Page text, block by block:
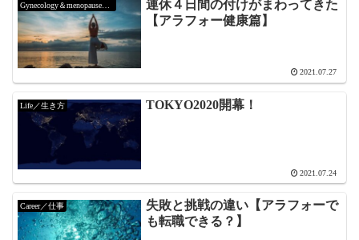
連休４日間の付けがまわってきた
【アラフォー健康篇】
2021.07.27
Life／生き方 TOKYO2020開幕！
2021.07.24
Career／仕事
失敗と挑戦の違い【アラフォーで
も転職できる？】